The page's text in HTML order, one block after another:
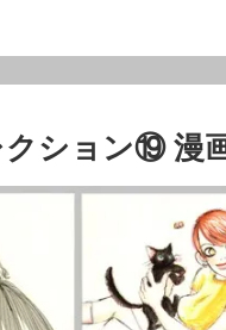
クション⑲ 漫